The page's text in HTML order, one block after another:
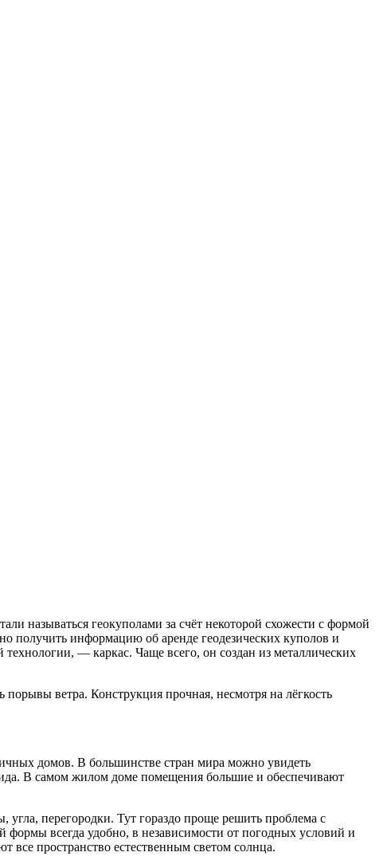
называться геокуполами за счёт некоторой схожести с формой
получить информацию об аренде геодезических куполов и
— каркас. Чаще всего, он создан из металлических
ветра. Конструкция прочная, несмотря на лёгкость
домов. В большинстве стран мира можно увидеть
В самом жилом доме помещения большие и обеспечивают
угла, перегородки. Тут гораздо проще решить проблема с
формы всегда удобно, в независимости от погодных условий и
все пространство естественным светом солнца.